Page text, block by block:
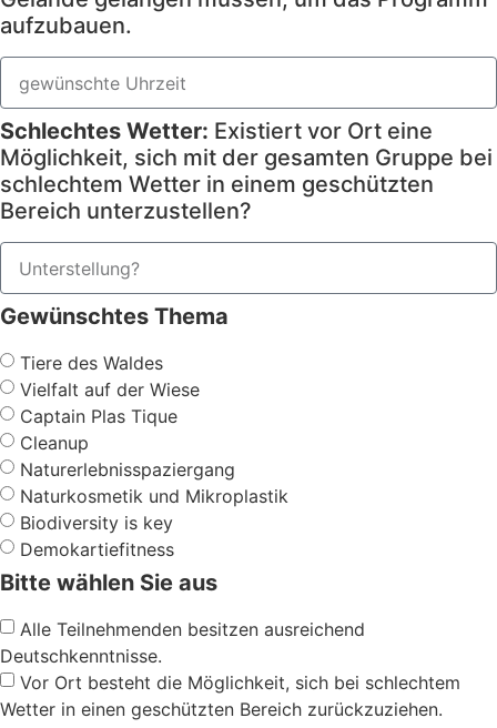
aufzubauen.
Schlechtes Wetter: Existiert vor Ort eine
Möglichkeit, sich mit der gesamten Gruppe bei
schlechtem Wetter in einem geschützten
Bereich unterzustellen?
Gewünschtes Thema
Tiere des Waldes
Vielfalt auf der Wiese
Captain Plas Tique
Cleanup
Naturerlebnisspaziergang
Naturkosmetik und Mikroplastik
Biodiversity is key
Demokartiefitness
Bitte wählen Sie aus
Alle Teilnehmenden besitzen ausreichend
Deutschkenntnisse.
Vor Ort besteht die Möglichkeit, sich bei schlechtem
Wetter in einen geschützten Bereich zurückzuziehen.